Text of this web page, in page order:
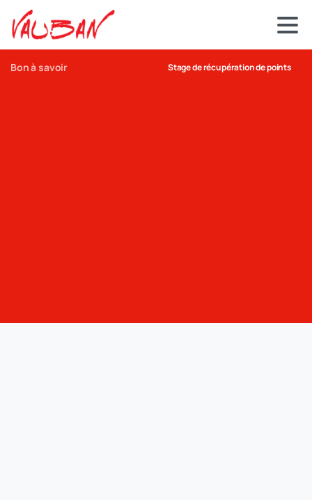
Bon à savoir Stage de récupération de points